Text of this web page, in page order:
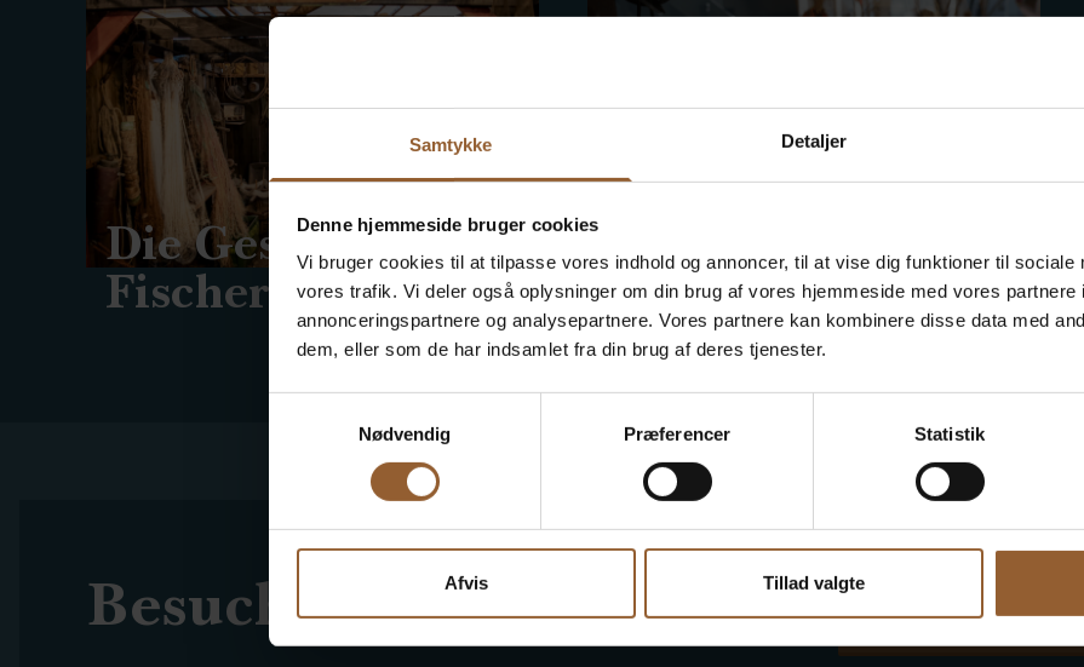
Samtykke Detaljer
Denne hjemmeside bruger cookies
Vi bruger cookies til at tilpasse vores indhold og annoncer, til at vise dig funktioner til sociale
vores trafik. Vi deler også oplysninger om din brug af vores hjemmeside med vores partnere
annonceringspartnere og analysepartnere. Vores partnere kan kombinere disse data med
dem, eller som de har indsamlet fra din brug af deres tjenester.
Nødvendig
Præferencer Statistik
Afvis Tillad valgte
Die Geschichte der
Fischerei
Gehen Sie 'fischen'!
Besuche planen Adresse und